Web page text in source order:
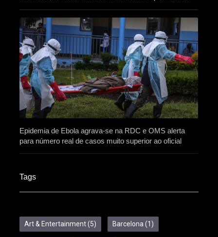
Epidemia de Ebola agrava-se na RDC e OMS alerta
para número real de casos muito superior ao oficial
Tags
Art & Entertainment(5) Barcelona (1)